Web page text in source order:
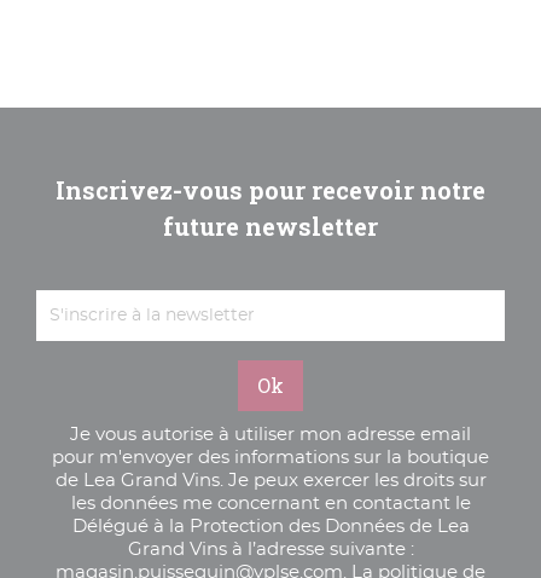
Inscrivez-vous pour recevoir notre
future newsletter
Je vous autorise à utiliser mon adresse email
pour m'envoyer des informations sur la boutique
de Lea Grand Vins. Je peux exercer les droits sur
les données me concernant en contactant le
Délégué à la Protection des Données de Lea
Grand Vins à l’adresse suivante :
magasin.puisseguin@vplse.com. La politique de